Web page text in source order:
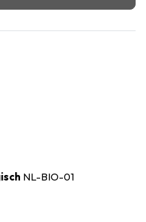
NL-BIO-01